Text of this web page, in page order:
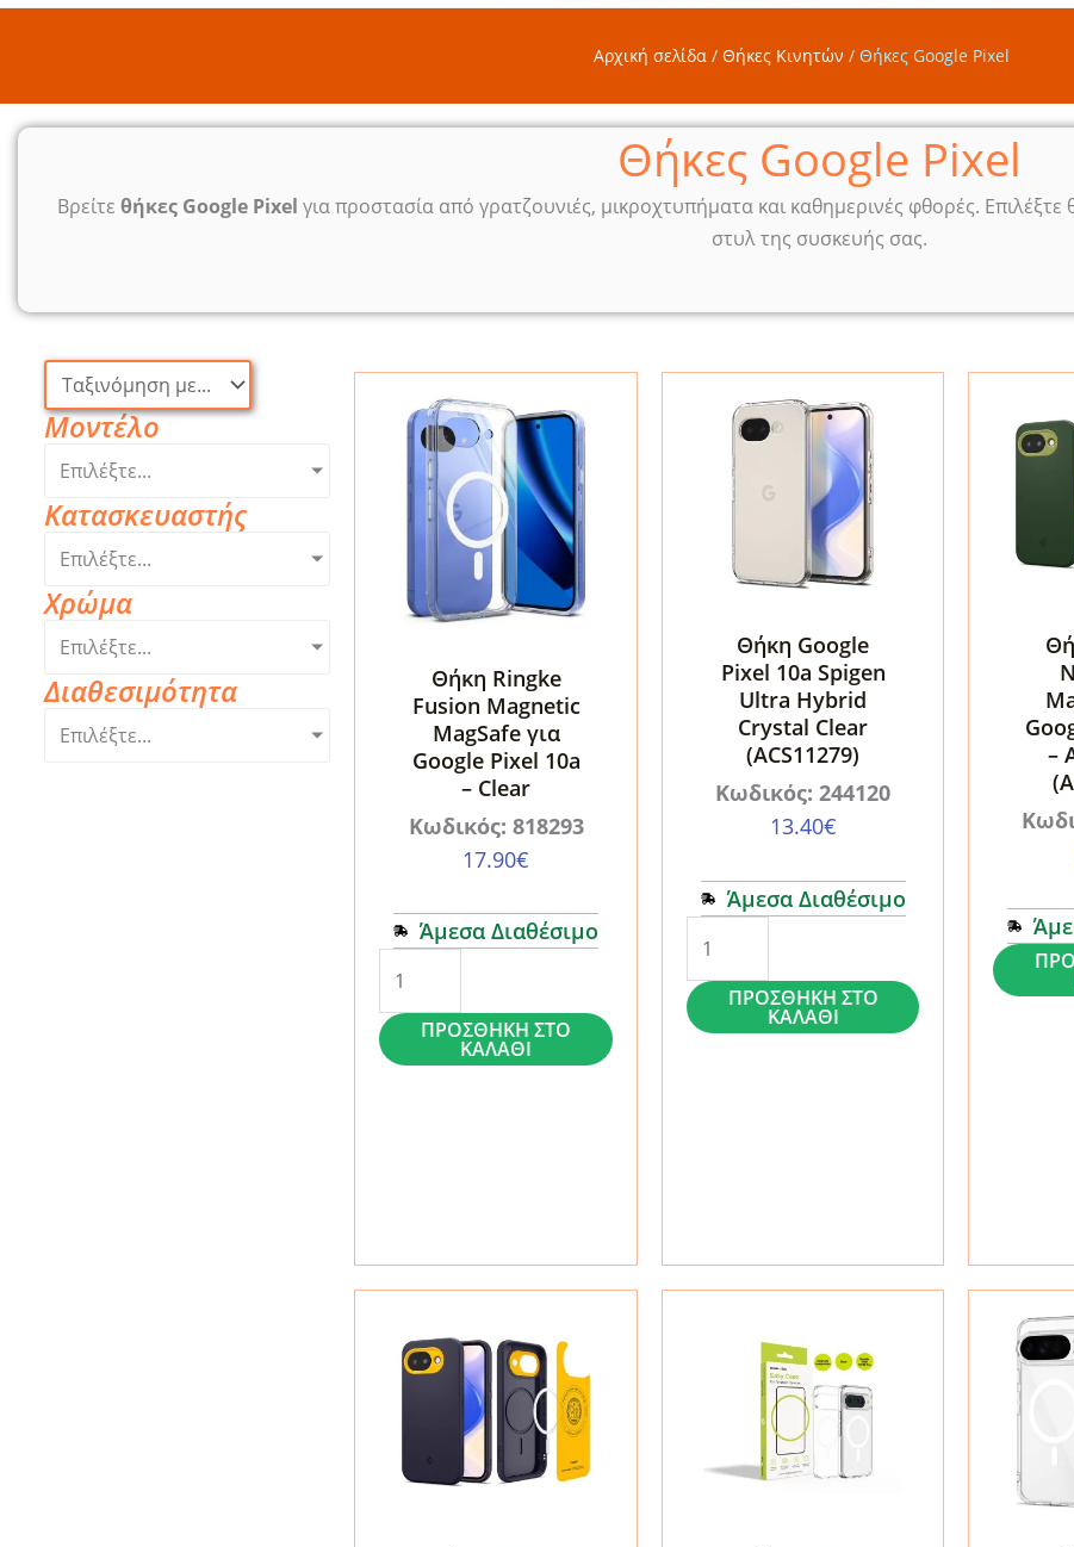
Αρχική σελίδα/ Θήκες Κινητών / Θήκες Google Pixel
Θήκες Google Pixel
Βρείτε θήκες Google Pixel για προστασία από γρατζουνιές, μικροχτυπήματα και καθημερινές φθορές.
στυλ της συσκευής σας.
Μοντέλο
Επιλέξτε...
Κατασκευαστής
Επιλέξτε...
Χρώμα
Επιλέξτε...
Διαθεσιμότητα
Επιλέξτε...
Θήκη Ringke
Fusion Magnetic
MagSafe για
Google Pixel 10a
– Clear
Κωδικός: 818293
17.90€
Άμεσα Διαθέσιμο
Fusion
Magnetic
–
Clear
ποσότητα
ΠΡΟΣΘΉΚΗ ΣΤΟ
ΚΑΛΆΘΙ
Θήκη Google
Pixel 10a Spigen
Ultra Hybrid
Crystal Clear
(ACS11279)
Κωδικός: 244120
13.40€
Άμεσα Διαθέσιμο
Pixel
10a
ποσότητα
ΠΡΟΣΘΉΚΗ ΣΤΟ
ΚΑΛΆΘΙ
–
Θήκη
Spigen
–
Avo
Green
ποσότητα